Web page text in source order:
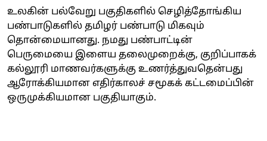
உலகின் பல்வேறு பகுதிகளில் செழித்தோங்கிய
பண்பாடுகளில் தமிழர் பண்பாடு மிகவும்
தொன்மையானது. நமது பண்பாட்டின்
பெருமையை இளைய தலைமுறைக்கு, குறிப்பாகக்
கல்லூரி மாணவர்களுக்கு உணர்த்துவதென்பது
ஆரோக்கியமான எதிர்காலச் சமூகக் கட்டமைப்பின்
ஒருமுக்கியமான பகுதியாகும்.